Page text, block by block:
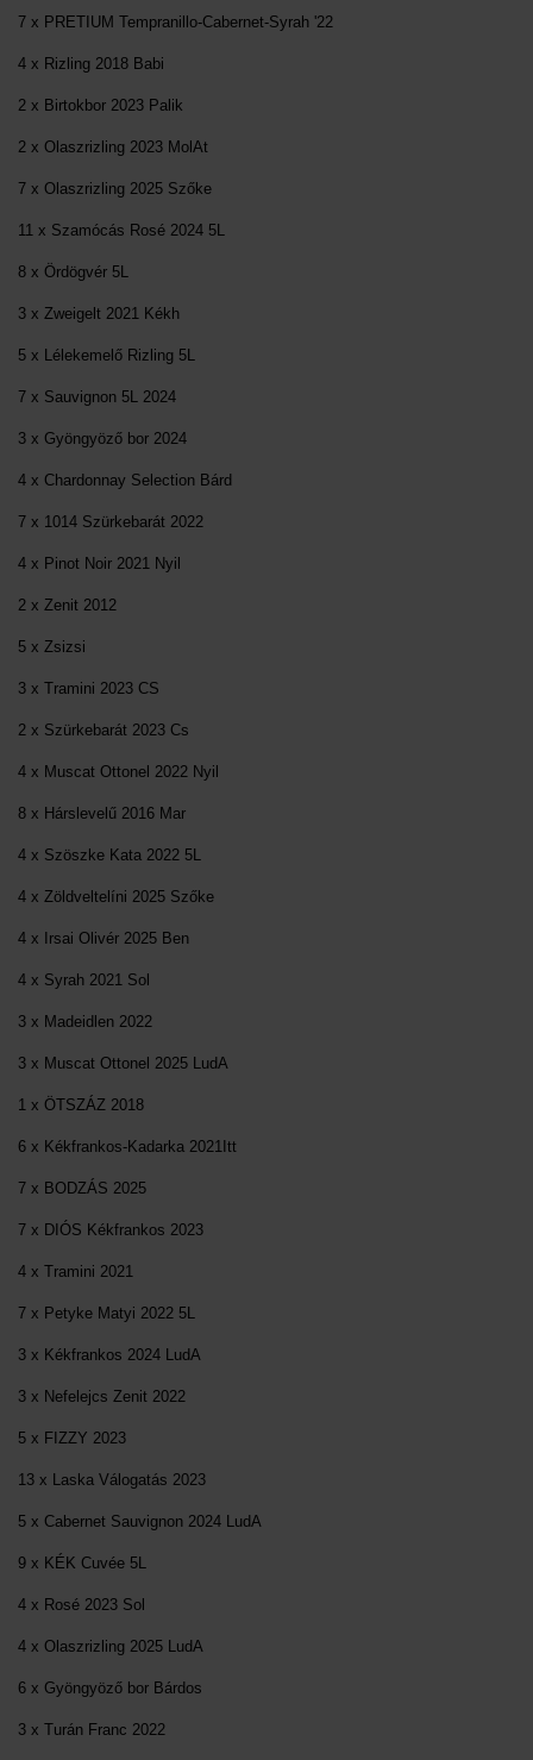
7 x PRETIUM Tempranillo-Cabernet-Syrah '22
4 x Rizling 2018 Babi
2 x Birtokbor 2023 Palik
2 x Olaszrizling 2023 MolAt
7 x Olaszrizling 2025 Szőke
11 x Szamócás Rosé 2024 5L
8 x Ördögvér 5L
3 x Zweigelt 2021 Kékh
5 x Lélekemelő Rizling 5L
7 x Sauvignon 5L 2024
3 x Gyöngyöző bor 2024
4 x Chardonnay Selection Bárd
7 x 1014 Szürkebarát 2022
4 x Pinot Noir 2021 Nyil
2 x Zenit 2012
5 x Zsizsi
3 x Tramini 2023 CS
2 x Szürkebarát 2023 Cs
4 x Muscat Ottonel 2022 Nyil
8 x Hárslevelű 2016 Mar
4 x Szöszke Kata 2022 5L
4 x Zöldveltelíni 2025 Szőke
4 x Irsai Olivér 2025 Ben
4 x Syrah 2021 Sol
3 x Madeidlen 2022
3 x Muscat Ottonel 2025 LudA
1 x ÖTSZÁZ 2018
6 x Kékfrankos-Kadarka 2021Itt
7 x BODZÁS 2025
7 x DIÓS Kékfrankos 2023
4 x Tramini 2021
7 x Petyke Matyi 2022 5L
3 x Kékfrankos 2024 LudA
3 x Nefelejcs Zenit 2022
5 x FIZZY 2023
13 x Laska Válogatás 2023
5 x Cabernet Sauvignon 2024 LudA
9 x KÉK Cuvée 5L
4 x Rosé 2023 Sol
4 x Olaszrizling 2025 LudA
6 x Gyöngyöző bor Bárdos
3 x Turán Franc 2022